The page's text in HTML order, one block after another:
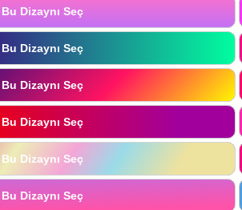
Bu Dizaynı Seç
Bu Dizaynı Seç
Bu Dizaynı Seç
Bu Dizaynı Seç
Bu Dizaynı Seç
Bu Dizaynı Seç